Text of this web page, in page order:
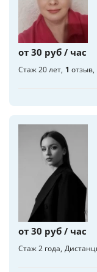
от 30 руб / час
Стаж 20 лет 1 отзыв
от 30 руб / час
Стаж 2 года